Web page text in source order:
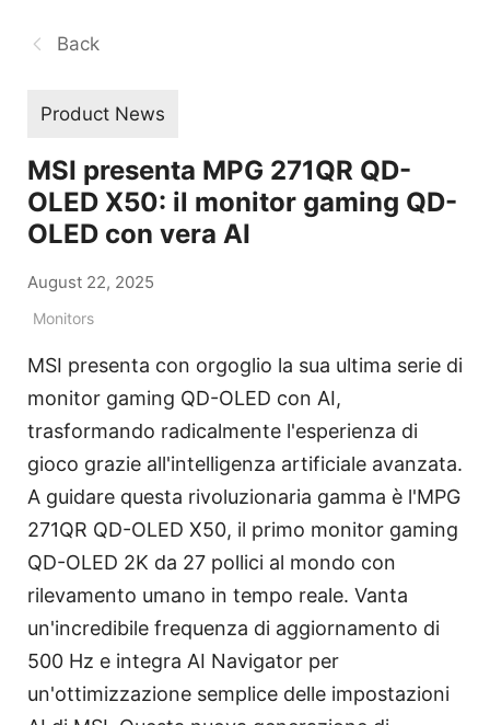
Back
Product News
MSI presenta MPG 271QR QD-
OLED X50: il monitor gaming QD-
OLED con vera AI
August 22, 2025
Monitors
MSI presenta con orgoglio la sua ultima serie di
monitor gaming QD-OLED con AI,
trasformando radicalmente l'esperienza di
gioco grazie all'intelligenza artificiale avanzata.
A guidare questa rivoluzionaria gamma è l'MPG
271QR QD-OLED X50, il primo monitor gaming
QD-OLED 2K da 27 pollici al mondo con
rilevamento umano in tempo reale. Vanta
un'incredibile frequenza di aggiornamento di
500 Hz e integra AI Navigator per
un'ottimizzazione semplice delle impostazioni